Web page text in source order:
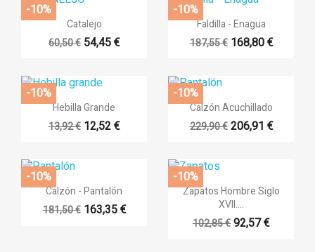
 Vista rápida
Catalejo
60,50 € 54,45 €
-10%
 Vista rápida
Faldilla - Enagua
187,55 € 168,80 €
-10%
 Vista rápida
Hebilla Grande
13,92 € 12,52 €
-10%
 Vista rápida
Calzón Acuchillado
229,90 € 206,91 €
-10%
 Vista rápida
Calzón - Pantalón
181,50 € 163,35 €
-10%
 Vista rápida
Zapatos Hombre Siglo
XVII....
102,85 €92,57 €
-10%